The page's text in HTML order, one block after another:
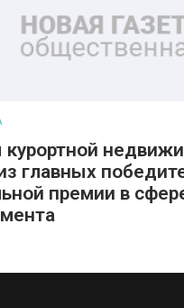
главных
премии в